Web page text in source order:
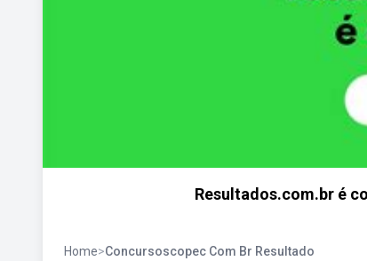
Resultados.com.br é
Home>Concursoscopec Com Br Resultado